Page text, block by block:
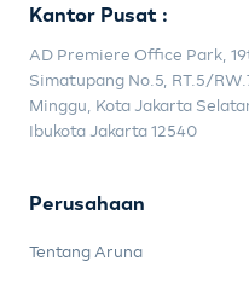
Kantor Pusat :
AD Premiere Office Park,
Simatupang No.5, RT.5/
Minggu, Kota Jakarta
Ibukota Jakarta 12540
Perusahaan
Tentang Aruna